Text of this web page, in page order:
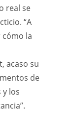
real se
“A
la
acaso su
de
los